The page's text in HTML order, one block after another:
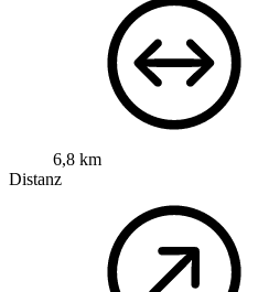
6,8 km
Distanz